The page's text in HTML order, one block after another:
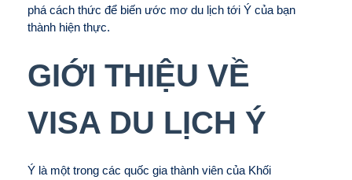
phá cách thức để biến ước mơ du lịch tới Ý của bạn
thành hiện thực.
GIỚI THIỆU VỀ
VISA DU LỊCH Ý
Ý là một trong các quốc gia thành viên của Khối